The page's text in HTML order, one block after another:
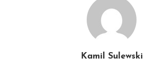
Kamil Sulewski